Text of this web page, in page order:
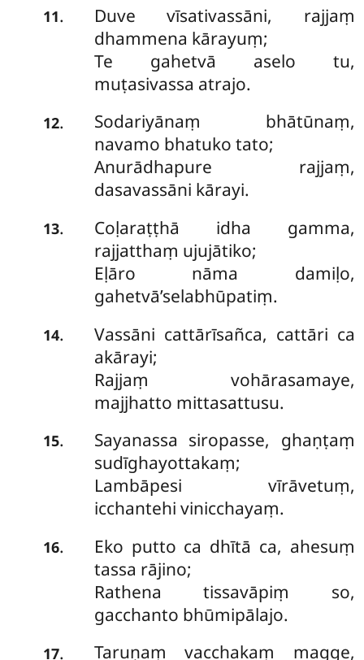
11.
Duve vīsativassāni, rajjaṃ
dhammena kārayuṃ;
Te gahetvā aselo tu,
muṭasivassa atrajo.
12.
Sodariyānaṃ bhātūnaṃ,
navamo bhatuko tato;
Anurādhapure rajjaṃ,
dasavassāni kārayi.
13.
Coḷaraṭṭhā idha gamma,
rajjatthaṃ ujujātiko;
Eḷāro nāma damiḷo,
gahetvā’selabhūpatiṃ.
14.
Vassāni cattārīsañca, cattāri ca
akārayi;
Rajjaṃ vohārasamaye,
majjhatto mittasattusu.
15.
Sayanassa siropasse, ghaṇṭaṃ
sudīghayottakaṃ;
Lambāpesi vīrāvetuṃ,
icchantehi vinicchayaṃ.
16.
Eko putto ca dhītā ca, ahesuṃ
tassa rājino;
Rathena tissavāpiṃ so,
gacchanto bhūmipālajo.
17. Taruṇaṃ vacchakaṃ magge,